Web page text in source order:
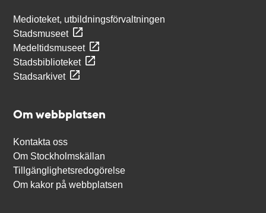
Medioteket, utbildningsförvaltningen
Stadsmuseet
Medeltidsmuseet
Stadsbiblioteket
Stadsarkivet
Om webbplatsen
Kontakta oss
Om Stockholmskällan
Tillgänglighetsredogörelse
Om kakor på webbplatsen